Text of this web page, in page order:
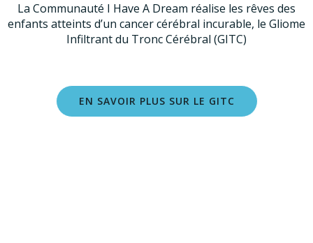
La Communauté I Have A Dream réalise les rêves des
enfants atteints d’un cancer cérébral incurable, le Gliome
Infiltrant du Tronc Cérébral (GITC)
EN SAVOIR PLUS SUR LE GITC